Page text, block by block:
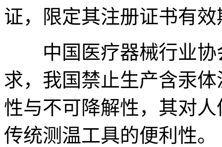
证，限定其注册证书有
中国医疗器械行业协
求，我国禁止生产含汞
性与不可降解性，其对
传统测温工具的便利性。